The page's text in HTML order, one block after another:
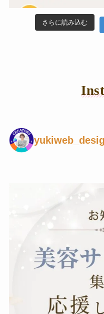
さらに読み込む